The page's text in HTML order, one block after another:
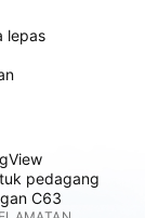
lepas
pedagang
C63